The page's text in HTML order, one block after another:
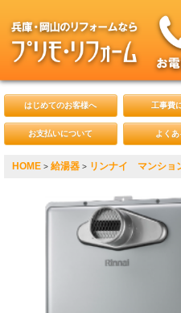
はじめてのお客様へ 工事費
お支払いについて よく
HOME > 給湯器 > リンナイ マンショ